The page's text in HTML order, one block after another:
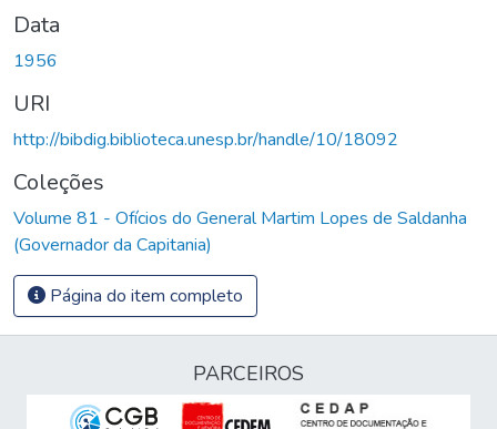
Data
1956
URI
http://bibdig.biblioteca.unesp.br/handle/10/18092
Coleções
Volume 81 - Ofícios do General Martim Lopes de Saldanha
(Governador da Capitania)
Página do item completo
PARCEIROS